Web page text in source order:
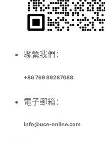
聯繫我們：
+86 769 89287088
電子郵箱：
info@uce-online.com